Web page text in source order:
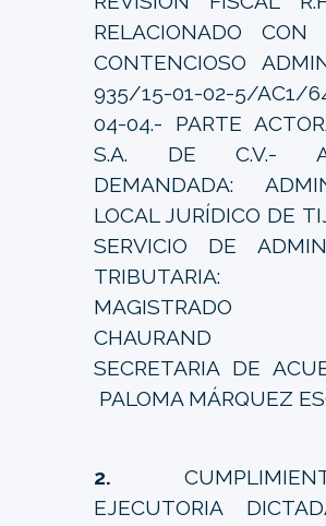
RELACIONADO
CONTENCIOSO
935/15-01-02-5/AC1/
04-04.- PARTE
S.A. DE C.V.-
DEMANDADA:
LOCAL JURÍDICO DE
SERVICIO DE
TRIBUTARIA:
MAGISTRADO
CHAURAND
SECRETARIA DE
PALOMA MÁRQUEZ
2.
EJECUTORIA